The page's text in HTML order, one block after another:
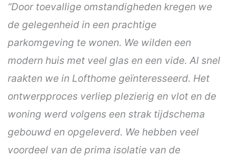
“Door toevallige omstandigheden kregen we
de gelegenheid in een prachtige
parkomgeving te wonen. We wilden een
modern huis met veel glas en een vide. Al snel
raakten we in Lofthome geïnteresseerd. Het
ontwerpproces verliep plezierig en vlot en de
woning werd volgens een strak tijdschema
gebouwd en opgeleverd. We hebben veel
voordeel van de prima isolatie van de